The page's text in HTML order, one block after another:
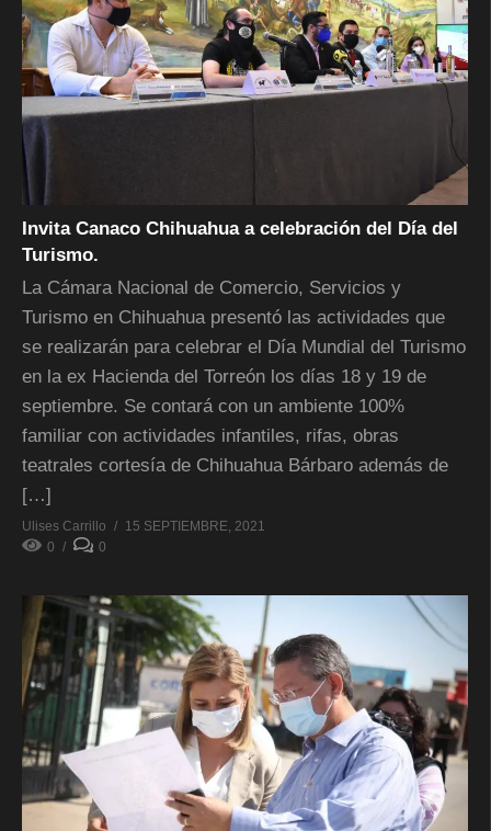
Invita Canaco Chihuahua a celebración del Día del
Turismo.
La Cámara Nacional de Comercio, Servicios y
Turismo en Chihuahua presentó las actividades que
se realizarán para celebrar el Día Mundial del Turismo
en la ex Hacienda del Torreón los días 18 y 19 de
septiembre. Se contará con un ambiente 100%
familiar con actividades infantiles, rifas, obras
teatrales cortesía de Chihuahua Bárbaro además de
[…]
Ulises Carrillo
15 SEPTIEMBRE, 2021
0
0